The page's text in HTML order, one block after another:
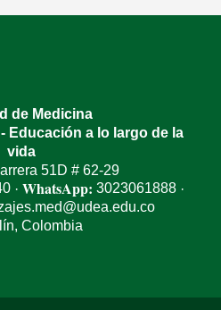
de Medicina
Educación a lo largo de la
vida
51D # 62-29
· WhatsApp: 3023061888·
Colombia